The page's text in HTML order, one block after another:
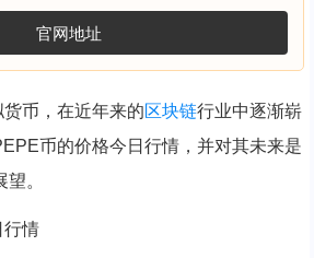
官网地址
币，在近年来的区块链行业中逐渐崭
币的价格今日行情，并对其未来是
。
行情